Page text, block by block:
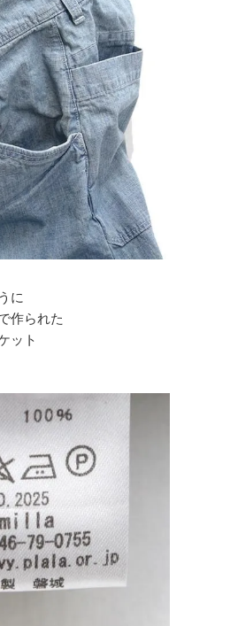
に
作られた
ット